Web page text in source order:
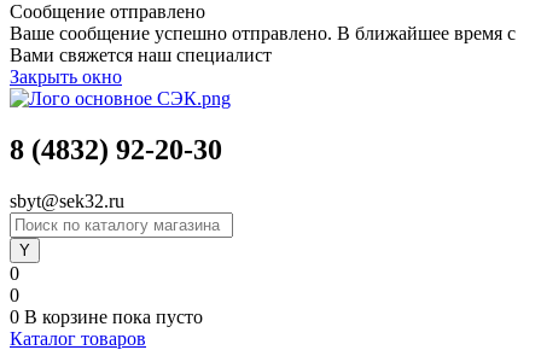
Сообщение отправлено
Ваше сообщение успешно отправлено. В ближайшее время с
Вами свяжется наш специалист
Закрыть окно
8 (4832) 92-20-30
sbyt@sek32.ru
0
0
0 В корзине пока пусто
Каталог товаров